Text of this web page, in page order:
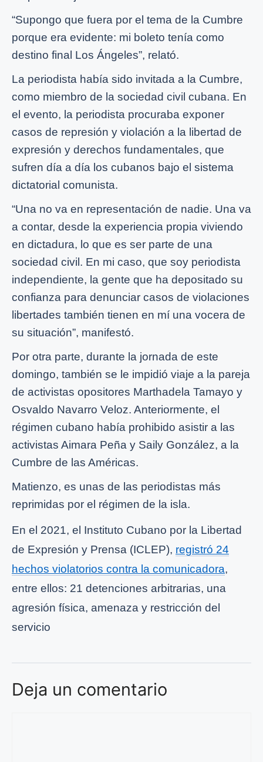
“Supongo que fuera por el tema de la Cumbre
porque era evidente: mi boleto tenía como
destino final Los Ángeles”, relató.
La periodista había sido invitada a la Cumbre,
como miembro de la sociedad civil cubana. En
el evento, la periodista procuraba exponer
casos de represión y violación a la libertad de
expresión y derechos fundamentales, que
sufren día a día los cubanos bajo el sistema
dictatorial comunista.
“Una no va en representación de nadie. Una va
a contar, desde la experiencia propia viviendo
en dictadura, lo que es ser parte de una
sociedad civil. En mi caso, que soy periodista
independiente, la gente que ha depositado su
confianza para denunciar casos de violaciones
libertades también tienen en mí una vocera de
su situación”, manifestó.
Por otra parte, durante la jornada de este
domingo, también se le impidió viaje a la pareja
de activistas opositores Marthadela Tamayo y
Osvaldo Navarro Veloz. Anteriormente, el
régimen cubano había prohibido asistir a las
activistas Aimara Peña y Saily González, a la
Cumbre de las Américas.
Matienzo, es unas de las periodistas más
reprimidas por el régimen de la isla.
En el 2021, el Instituto Cubano por la Libertad
de Expresión y Prensa (ICLEP), registró 24
hechos violatorios contra la comunicadora,
entre ellos: 21 detenciones arbitrarias, una
agresión física, amenaza y restricción del
servicio
Deja un comentario